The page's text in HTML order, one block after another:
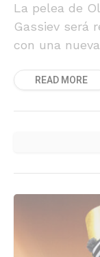
La pelea de
Gassiev será
con una
la WBC /
READ MORE